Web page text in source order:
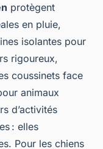
protègent
en pluie,
isolantes pour
rigoureux,
coussinets face
animaux
d’activités
: elles
Pour les chiens